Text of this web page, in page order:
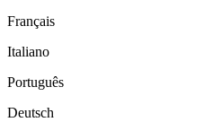
Français
Italiano
Português
Deutsch